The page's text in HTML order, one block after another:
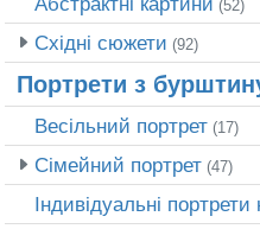
(52)
Східні сюжети (92)
Портрети з
Весільний портрет (17)
Сімейний портрет (47)
Індивідуальні